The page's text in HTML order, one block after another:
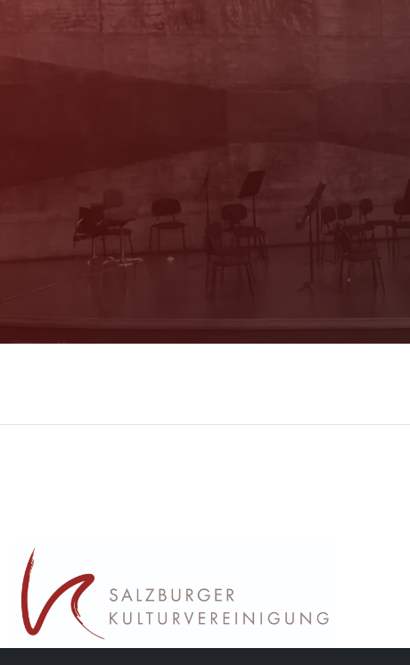
Newsletter